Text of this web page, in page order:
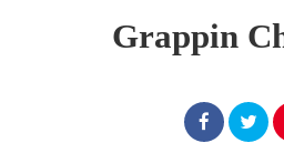
Grappin